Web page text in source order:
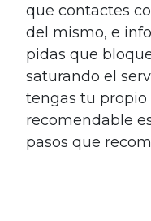
que contactes
del mismo, e
pidas que
saturando el
tengas tu propio
recomendable
pasos que